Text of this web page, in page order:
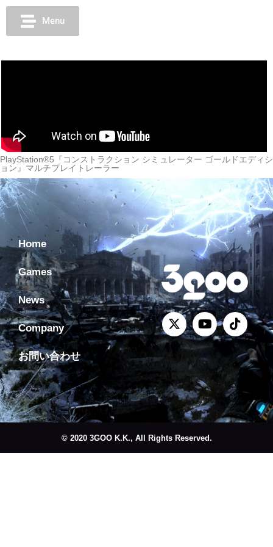
Menu
PlayStation®5『コンストラクション シミュレーター ゴールドエディシ
ョン』マルチプレイトレーラー
Home
Games
News
Company
お問い合わせ
© 2020 3GOO K.K., All Rights Reserved.